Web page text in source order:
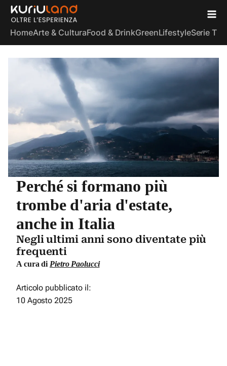
HomeArte & CulturaFood & DrinkGreenLifestyleSerie TV
Perché si formano più
trombe d'aria d'estate,
anche in Italia
Negli ultimi anni sono diventate più
frequenti
A cura di Pietro Paolucci
Articolo pubblicato il:
10 Agosto 2025